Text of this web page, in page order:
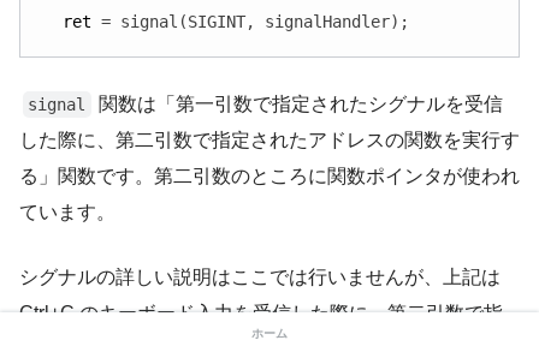
ret = signal(SIGINT, signalHandler);
signal
関数は「第一引数で指定されたシグナルを受信
した際に、第二引数で指定されたアドレスの関数を実行す
る」関数です。第二引数のところに関数ポインタが使われ
ています。
シグナルの詳しい説明はここでは行いませんが、上記は
Ctrl+C のキーボード入力を受信した際に、第二引数で指
ホーム